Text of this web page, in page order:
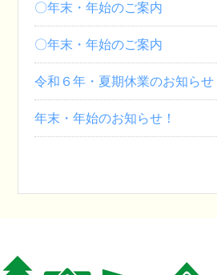
〇年末・年始のご案内
〇年末・年始のご案内
令和６年・夏期休業のお知らせ
年末・年始のお知らせ！